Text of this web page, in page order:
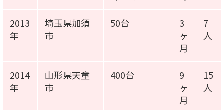
2013
年
埼玉県加須
市
50台
3
ヶ
月
7
人
2014
年
山形県天童
市
400台
9
ヶ
月
15
人